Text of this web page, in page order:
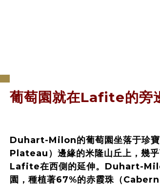
葡萄園就在Lafite的旁
Duhart-Milon的葡萄園坐落于珍
Plateau）邊緣的米隆山丘上，幾
Lafite在西側的延伸。Duhart-
園，種植著67%的赤霞珠（